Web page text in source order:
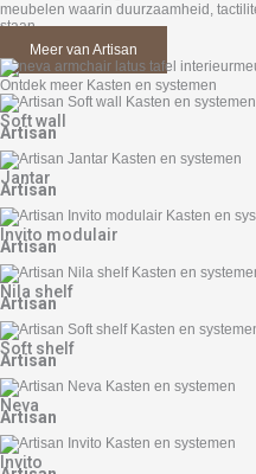
meubelen waarin duurzaamheid,
staan.
Meer van Artisan
Ontdek meer Kasten en systemen
Soft wall
Artisan
Jantar
Artisan
Invito modulair
Artisan
Nila shelf
Artisan
Soft shelf
Artisan
Neva
Artisan
Invito